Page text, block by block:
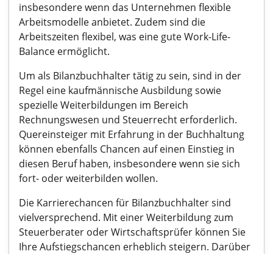
insbesondere wenn das Unternehmen flexible
Arbeitsmodelle anbietet. Zudem sind die
Arbeitszeiten flexibel, was eine gute Work-Life-
Balance ermöglicht.
Um als Bilanzbuchhalter tätig zu sein, sind in der
Regel eine kaufmännische Ausbildung sowie
spezielle Weiterbildungen im Bereich
Rechnungswesen und Steuerrecht erforderlich.
Quereinsteiger mit Erfahrung in der Buchhaltung
können ebenfalls Chancen auf einen Einstieg in
diesen Beruf haben, insbesondere wenn sie sich
fort- oder weiterbilden wollen.
Die Karrierechancen für Bilanzbuchhalter sind
vielversprechend. Mit einer Weiterbildung zum
Steuerberater oder Wirtschaftsprüfer können Sie
Ihre Aufstiegschancen erheblich steigern. Darüber